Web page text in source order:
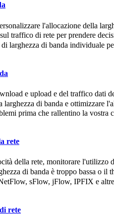
l'allocazione della
traffico di rete per prendere
larghezza di banda individuale
e upload e del traffico dati
di banda e ottimizzare
prima che rallentino la vostra
rete
della rete, monitorare
di banda è troppo bassa o il
sFlow, jFlow, IPFIX e
rete